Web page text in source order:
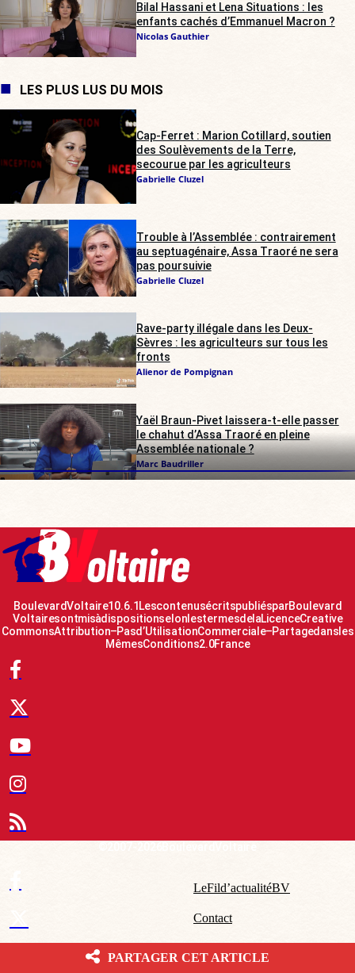
Bilal Hassani et Lena Situations : les
enfants cachés d’Emmanuel Macron ?
Nicolas Gauthier
LES PLUS LUS DU MOIS
Cap-Ferret : Marion Cotillard, soutien
des Soulèvements de la Terre,
secourue par les agriculteurs
Gabrielle Cluzel
Trouble à l’Assemblée : contrairement
au septuagénaire, Assa Traoré ne sera
pas poursuivie
Gabrielle Cluzel
Rave-party illégale dans les Deux-
Sèvres : les agriculteurs sur tous les
fronts
Alienor de Pompignan
Yaël Braun-Pivet laissera-t-elle passer
le chahut d’Assa Traoré en pleine
Assemblée nationale ?
Marc Baudriller
Boulevard Voltaire 10.6.1 Les contenus écrits publiés par Boulevard
Voltaire sont mis à disposition selon les termes de la Licence Creative
Commons Attribution – Pas d’Utilisation Commerciale – Partage dans les
Mêmes Conditions 2.0 France
Le Fil d’actualité BV
Contact
PARTAGER CET ARTICLE